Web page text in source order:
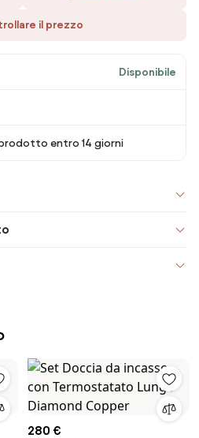
il prezzo
Disponibile
entro 14 giorni
280 €